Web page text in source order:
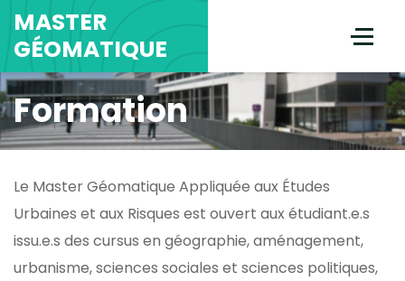
MASTER
GÉOMATIQUE
Formation
Le Master Géomatique Appliquée aux Études
Urbaines et aux Risques est ouvert aux étudiant.e.s
issu.e.s des cursus en géographie, aménagement,
urbanisme, sciences sociales et sciences politiques,